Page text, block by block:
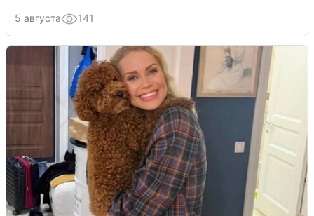
5 августа 141